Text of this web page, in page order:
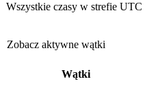
Wszystkie czasy w strefie
Zobacz aktywne wątki
Wątki